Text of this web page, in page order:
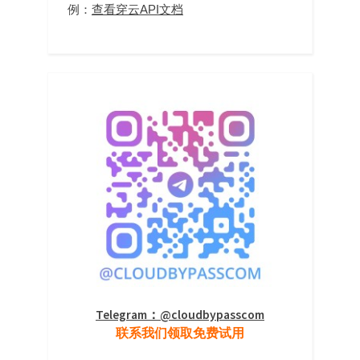
例： 查看穿云API文档
Telegram：@cloudbypasscom
联系我们领取免费试用